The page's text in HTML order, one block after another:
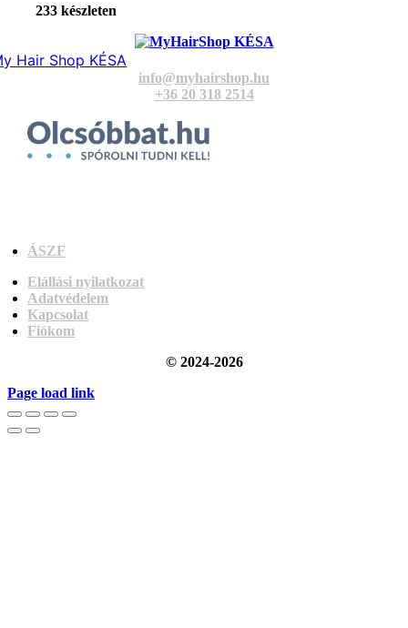
233 készleten
Hair Shop KÉSA
info@myhairshop.hu
+36 20 318 2514
ÁSZF
Elállási nyilatkozat
Adatvédelem
Kapcsolat
Fiókom
© 2024-2026
Page load link